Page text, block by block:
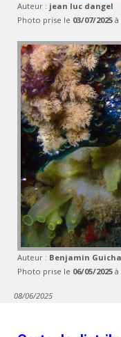
Auteur : jean luc dangel
Photo prise le 03/07/2025 à
Auteur : Benjamin
Photo prise le 06/05/2025 à
08/06/2025